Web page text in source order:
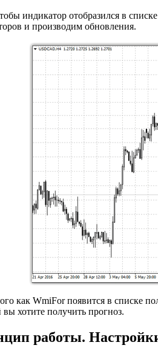
индикатор отобразился в
и производим обновления.
как WmiFor появится в списке
вы хотите получить прогноз.
работы.